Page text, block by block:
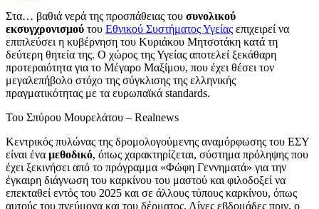
Στα… βαθιά νερά της προσπάθειας του συνολικού
εκσυγχρονισμού του Εθνικού Συστήματος Υγείας επιχειρεί να
επιπλεύσει η κυβέρνηση του Κυριάκου Μητσοτάκη κατά τη
δεύτερη θητεία της. Ο χώρος της Υγείας αποτελεί ξεκάθαρη
προτεραιότητα για το Μέγαρο Μαξίμου, που έχει θέσει τον
μεγαλεπήβολο στόχο της σύγκλισης της ελληνικής
πραγματικότητας με τα ευρωπαϊκά standards.
Του Σπύρου Μουρελάτου – Realnews
Κεντρικός πυλώνας της δρομολογούμενης αναμόρφωσης του ΕΣΥ
είναι ένα μεθοδικό, όπως χαρακτηρίζεται, σύστημα πρόληψης που
έχει ξεκινήσει από το πρόγραμμα «Φώφη Γεννηματά» για την
έγκαιρη διάγνωση του καρκίνου του μαστού και φιλοδοξεί να
επεκταθεί εντός του 2025 και σε άλλους τύπους καρκίνου, όπως
αυτούς του πνεύμονα και του δέρματος. Λίγες εβδομάδες πριν, ο